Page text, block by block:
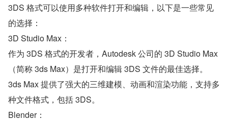
3DS 格式可以使用多种软件打开和编辑，以下是一些常见
的选择：
3D Studio Max：
作为 3DS 格式的开发者，Autodesk 公司的 3D Studio Max
（简称 3ds Max）是打开和编辑 3DS 文件的最佳选择。
3ds Max 提供了强大的三维建模、动画和渲染功能，支持多
种文件格式，包括 3DS。
Blender：